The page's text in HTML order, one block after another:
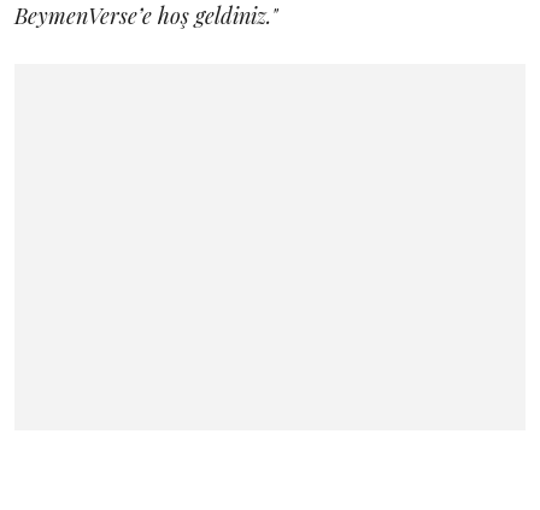
BeymenVerse’e hoş geldiniz."